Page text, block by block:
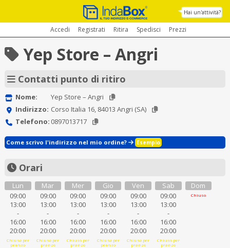
Hai un'attività?
Accedi Registrati Ritira Spedisci Prezzi
Yep Store – Angri
Contatti punto di ritiro
Nome:
Yep Store – Angri
Indirizzo: Corso Italia 16, 84013 Angri (SA)
Telefono: 0897013717
Come scrivo l'indirizzo nel mio ordine? Esempio
Orari
Lun
09:00
13:00
-
16:00
20:00
Chiuso per
pranzo
Mar
09:00
13:00
-
16:00
20:00
Chiuso per
pranzo
Mer
09:00
13:00
-
16:00
20:00
Chiuso per
pranzo
Gio
09:00
13:00
-
16:00
20:00
Chiuso per
pranzo
Ven
09:00
13:00
-
16:00
20:00
Chiuso per
pranzo
Sab
09:00
13:00
-
16:00
20:00
Chiuso per
pranzo
Dom
Chiuso